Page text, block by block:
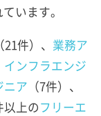
います。
（21件）、 業務ア
インフラエンジ
ニア （7件）、
以上のフリーエ